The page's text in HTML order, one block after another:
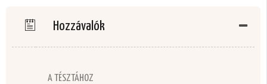
Hozzávalók
A TÉSZTÁHOZ